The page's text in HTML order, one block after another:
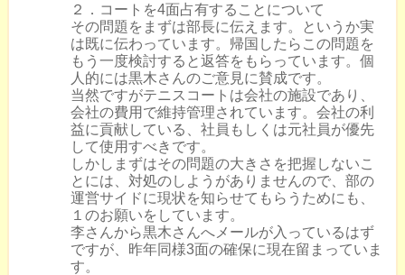
２．コートを4面占有することについて
その問題をまずは部長に伝えます。というか実
は既に伝わっています。帰国したらこの問題を
もう一度検討すると返答をもらっています。個
人的には黒木さんのご意見に賛成です。
当然ですがテニスコートは会社の施設であり、
会社の費用で維持管理されています。会社の利
益に貢献している、社員もしくは元社員が優先
して使用すべきです。
しかしまずはその問題の大きさを把握しないこ
とには、対処のしようがありませんので、部の
運営サイドに現状を知らせてもらうためにも、
１のお願いをしています。
李さんから黒木さんへメールが入っているはず
ですが、昨年同様3面の確保に現在留まっていま
す。